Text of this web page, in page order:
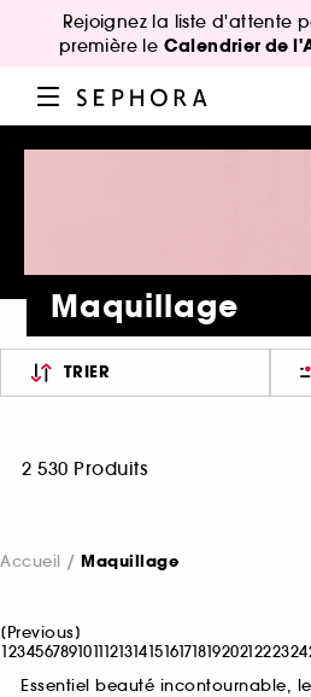
Rejoignez la liste d'attente
première le Calendrier de
Maquillage
TRIER
2 530 Produits
Accueil Maquillage
[Previous]
123456789101112131415161718192021222324
Essentiel beauté incontournable,